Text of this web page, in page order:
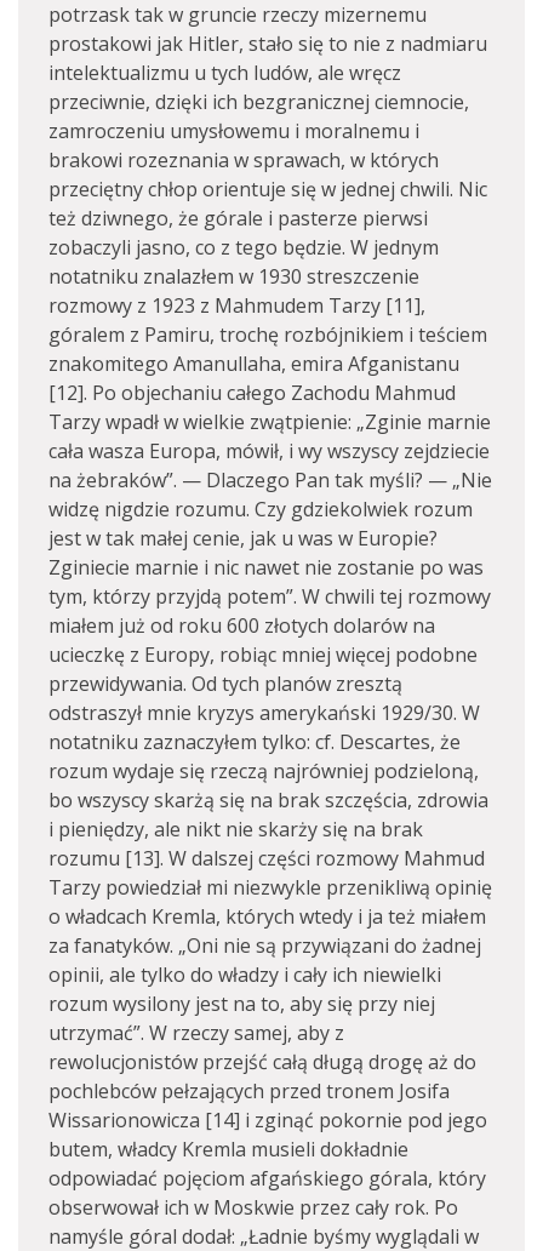
potrzask tak w gruncie rzeczy mizernemu
prostakowi jak Hitler, stało się to nie z nadmiaru
intelektualizmu u tych lu­dów, ale wręcz
przeciwnie, dzięki ich bezgranicznej ciemnocie,
zamroczeniu umysłowemu i moralnemu i
brakowi rozeznania w sprawach, w których
przeciętny chłop orientuje się w jednej chwili. Nic
też dziwnego, że górale i pasterze pierwsi
zobaczyli jasno, co z tego będzie. W jednym
notatniku znalazłem w 1930 streszczenie
rozmowy z 1923 z Mahmudem Tarzy [11],
góralem z Pamiru, trochę rozbójnikiem i teściem
znakomitego Amanullaha, emira Afganistanu
[12]. Po objechaniu całego Zachodu Mahmud
Tarzy wpadł w wielkie zwątpienie: „Zginie marnie
cała wasza Europa, mówił, i wy wszyscy zejdziecie
na żebraków”. — Dlaczego Pan tak myśli? — „Nie
widzę nigdzie rozumu. Czy gdziekolwiek rozum
jest w tak małej cenie, jak u was w Europie?
Zginiecie marnie i nic nawet nie zostanie po was
tym, którzy przyjdą potem”. W chwili tej rozmowy
miałem już od roku 600 złotych dolarów na
ucieczkę z Europy, robiąc mniej więcej podobne
przewidywania. Od tych planów zresztą
odstraszył mnie kryzys amerykański 1929/30. W
notatniku zaznaczyłem tylko: cf. Descartes, że
rozum wydaje się rzeczą naj­równiej podzieloną,
bo wszyscy skarżą się na brak szczęścia, zdrowia
i pieniędzy, ale nikt nie skarży się na brak
rozumu [13]. W dalszej części rozmowy Mahmud
Tarzy powiedział mi niezwykle przenikliwą opinię
o władcach Kremla, których wtedy i ja też miałem
za fanatyków. „Oni nie są przywiązani do żadnej
opinii, ale tylko do władzy i cały ich niewielki
rozum wysilony jest na to, aby się przy niej
utrzymać”. W rzeczy samej, aby z
rewolucjonistów przejść całą długą drogę aż do
pochlebców pełzających przed tronem Josifa
Wissarionowicza [14] i zginąć pokornie pod jego
butem, władcy Kremla musieli dokładnie
odpowiadać pojęciom afgańskiego górala, który
obserwował ich w Moskwie przez cały rok. Po
namyśle góral dodał: „Ładnie byśmy wyglądali w